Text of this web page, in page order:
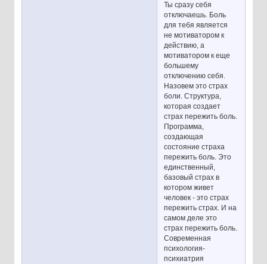
Ты сразу себя
отключаешь. Боль
для тебя является
не мотиватором к
действию, а
мотиватором к еще
большему
отключению себя.
Назовем это страх
боли. Структура,
которая создает
страх пережить боль.
Программа,
создающая
состояние страха
пережить боль. Это
единственный,
базовый страх в
котором живет
человек - это страх
пережить страх. И на
самом деле это
страх пережить боль.
Современная
психология-
психиатрия